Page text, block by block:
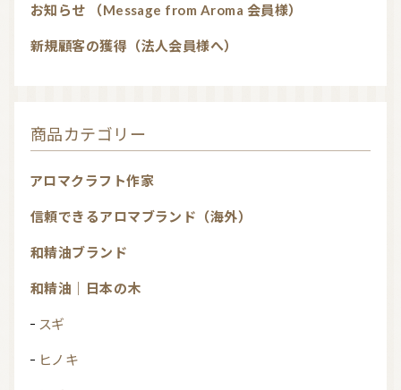
お知らせ （Message from Aroma 会員様）
新規顧客の獲得（法人会員様へ）
商品カテゴリー
アロマクラフト作家
信頼できるアロマブランド（海外）
和精油ブランド
和精油｜日本の木
スギ
ヒノキ